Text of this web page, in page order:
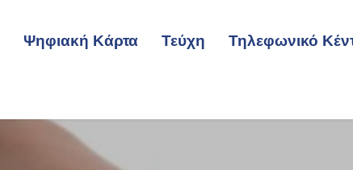
Ψηφιακή Κάρτα Τεύχη Τηλεφωνικό